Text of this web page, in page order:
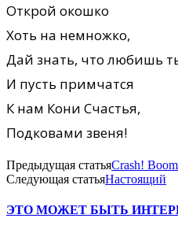
Открой окошко
Хоть на немножко,
Дай знать, что любишь
И пусть примчатся
К нам Кони Счастья,
Подковами звеня!
Предыдущая статьяCrash!
Следующая статьяНастоящий
ЭТО МОЖЕТ БЫТЬ